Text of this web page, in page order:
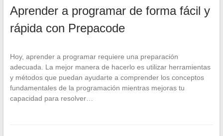
Aprender a programar de forma fácil y
rápida con Prepacode
Hoy, aprender a programar requiere una preparación
adecuada. La mejor manera de hacerlo es utilizar herramientas
y métodos que puedan ayudarte a comprender los conceptos
fundamentales de la programación mientras mejoras tu
capacidad para resolver…